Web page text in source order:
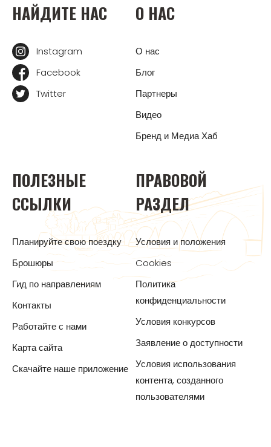
НАЙДИТЕ НАС
Instagram
Facebook
Twitter
О НАС
О нас
Блог
Партнеры
Видео
Бренд и Медиа Хаб
ПОЛЕЗНЫЕ
ССЫЛКИ
Планируйте свою поездку
Брошюры
Гид по направлениям
Контакты
Работайте с нами
Карта сайта
Скачайте наше приложение
ПРАВОВОЙ
РАЗДЕЛ
Условия и положения
Cookies
Политика
конфиденциальности
Условия конкурсов
Заявление о доступности
Условия использования
контента, созданного
пользователями